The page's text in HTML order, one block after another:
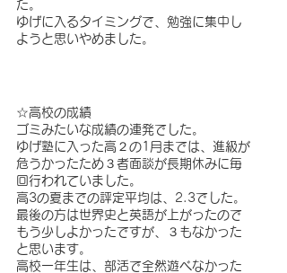
た。
ゆげに入るタイミングで、勉強に集中し
ようと思いやめました。
☆高校の成績
ゴミみたいな成績の連発でした。
ゆげ塾に入った高２の1月までは、進級が
危うかったため３者面談が長期休みに毎
回行われていました。
高3の夏までの評定平均は、2.3でした。
最後の方は世界史と英語が上がったので
もう少しよかったですが、３もなかった
と思います。
高校一年生は、部活で全然遊べなかった